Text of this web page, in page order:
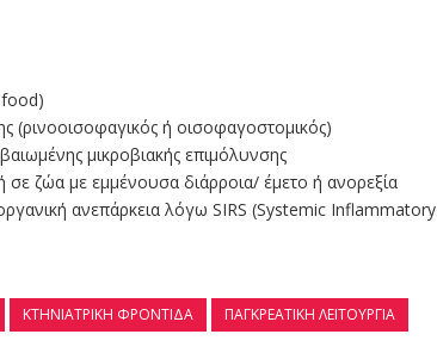
food)
(ρινοοισοφαγικός ή οισοφαγοστομικός)
μικροβιακής επιμόλυνσης
σε ζώα με εμμένουσα διάρροια/ έμετο ή ανορεξία
ανεπάρκεια λόγω SIRS (Systemic Inflammatory
ΚΤΗΝΙΑΤΡΙΚΉ ΦΡΟΝΤΊΔΑ
ΠΑΓΚΡΕΑΤΙΚΉ ΛΕΙΤΟΥΡΓΊΑ